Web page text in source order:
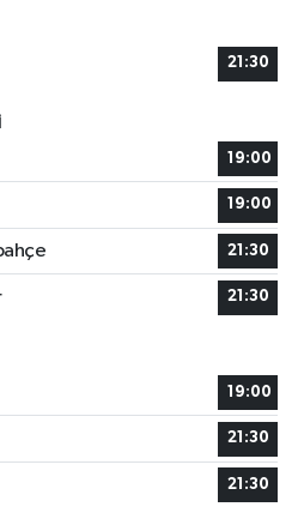
21:30
19:00
19:00
21:30
21:30
19:00
21:30
21:30